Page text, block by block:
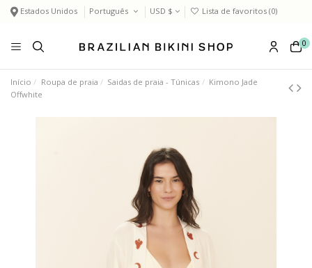
Estados Unidos Português USD $ Lista de favoritos (0)
0
Início Roupa de praia Saidas de praia - Túnicas
Kimono Jade
Offwhite